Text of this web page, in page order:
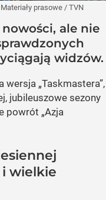
Materiały prasowe / TVN
ale nie
widzów.
wersja „Taskmastera”,
jubileuszowe sezony
powrót „Azja
wielkie